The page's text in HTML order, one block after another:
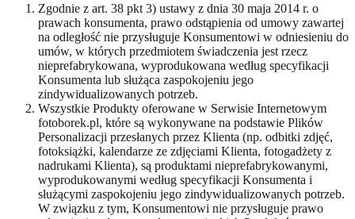
Zgodnie z art. 38 pkt 3) ustawy z dnia 30 maja 2014 r. o
prawach konsumenta, prawo odstąpienia od umowy zawartej
na odległość nie przysługuje Konsumentowi w odniesieniu do
umów, w których przedmiotem świadczenia jest rzecz
nieprefabrykowana, wyprodukowana według specyfikacji
Konsumenta lub służąca zaspokojeniu jego
zindywidualizowanych potrzeb.
Wszystkie Produkty oferowane w Serwisie Internetowym
fotoborek.pl, które są wykonywane na podstawie Plików
Personalizacji przesłanych przez Klienta (np. odbitki zdjęć,
fotoksiążki, kalendarze ze zdjęciami Klienta, fotogadżety z
nadrukami Klienta), są produktami nieprefabrykowanymi,
wyprodukowanymi według specyfikacji Konsumenta i
służącymi zaspokojeniu jego zindywidualizowanych potrzeb.
W związku z tym, Konsumentowi nie przysługuje prawo